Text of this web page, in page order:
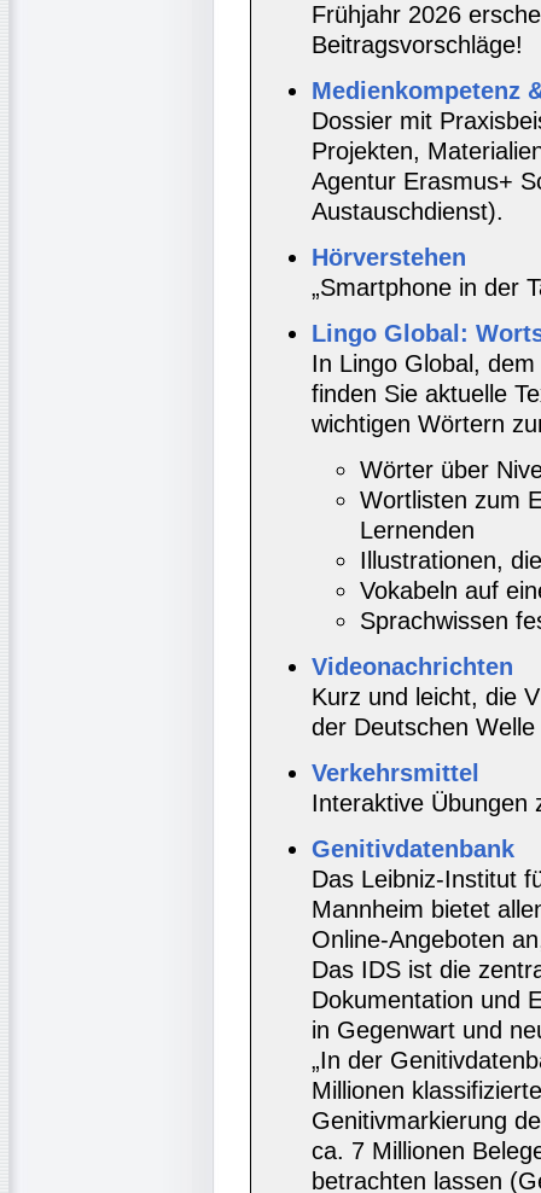
Frühjahr 2026
Beitragsvorschläge!
Medienkompetenz
Dossier mit
Projekten,
Agentur Erasmus+
Austauschdienst).
Hörverstehen
„Smartphone in der
Lingo Global:
In Lingo Global,
finden Sie aktuelle
wichtigen Wörtern
Wörter über
Wortlisten zum
Lernenden
Illustrationen,
Vokabeln auf
Sprachwissen
Videonachrichten
Kurz und leicht, die
der Deutschen
Verkehrsmittel
Interaktive Übungen
Genitivdatenbank
Das Leibniz-Institut
Mannheim bietet
Online-Angeboten
Das IDS ist die
Dokumentation und
in Gegenwart und
„In der
Millionen
Genitivmarkierung
ca. 7 Millionen
betrachten lassen